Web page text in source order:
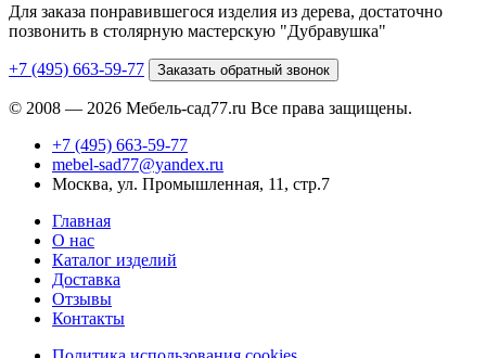
Для заказа понравившегося изделия из дерева, достаточно
позвонить в столярную мастерскую "Дубравушка"
+7 (495) 663-59-77 Заказать обратный звонок
© 2008 — 2026 Мебель-сад77.ru Все права защищены.
+7 (495) 663-59-77
mebel-sad77@yandex.ru
Москва, ул. Промышленная, 11, стр.7
Главная
О нас
Каталог изделий
Доставка
Отзывы
Контакты